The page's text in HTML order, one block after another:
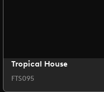
Tropical House
FTS095